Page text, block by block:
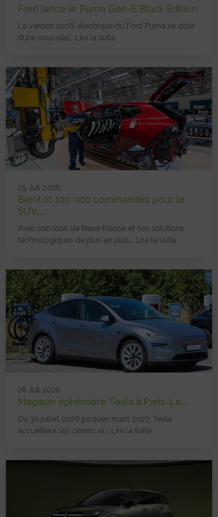
Ford lance le Puma Gen-E Black Edition
La version 100% électrique du Ford Puma se dote
d’une nouvelle... Lire la suite
29 Juil 2026
Bientôt 100 000 commandes pour le
SUV...
Avec son look de Neue Klasse et ses solutions
technologiques de plus en plus... Lire la suite
28 Juil 2026
Magasin éphémère Tesla à Paris-La...
Du 30 juillet 2026 jusqu’en mars 2027, Tesla
accueillera ses clients et... Lire la suite